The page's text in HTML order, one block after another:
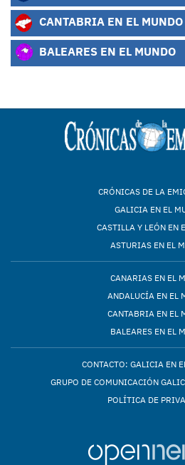
CANTABRIA EN EL MUNDO
BALEARES EN EL MUNDO
CRÓNICAS DE LA
GALICIA EN EL
CASTILLA Y LEÓN EN
ASTURIAS EN EL
CANARIAS EN EL
ANDALUCÍA EN EL
CANTABRIA EN EL
BALEARES EN EL
CONTACTO: GALICIA EN
GRUPO DE COMUNICACIÓN
POLÍTICA DE